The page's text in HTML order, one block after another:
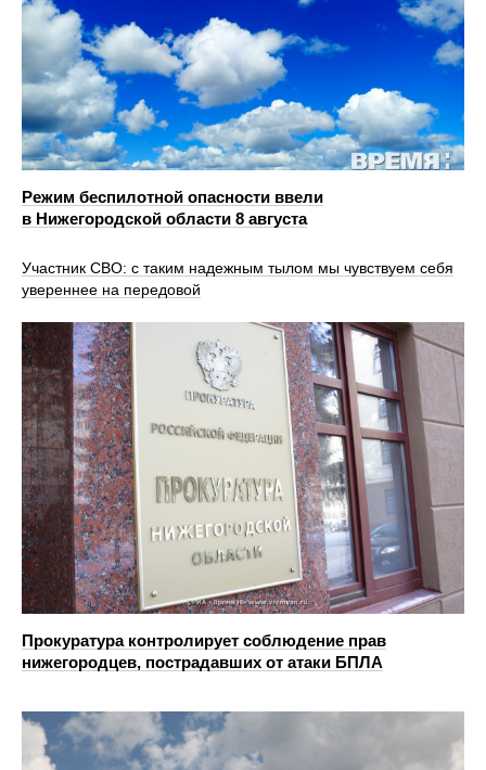
Режим беспилотной опасности ввели
в Нижегородской области 8 августа
Участник СВО: с таким надежным тылом мы чувствуем себя
увереннее на передовой
Прокуратура контролирует соблюдение прав
нижегородцев, пострадавших от атаки БПЛА